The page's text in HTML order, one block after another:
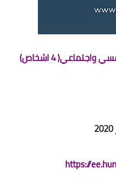
عنوان الشاغر الوظيفي ميسر/ة دعم نفسي واجتماعي( 4 اشخاص)
https://